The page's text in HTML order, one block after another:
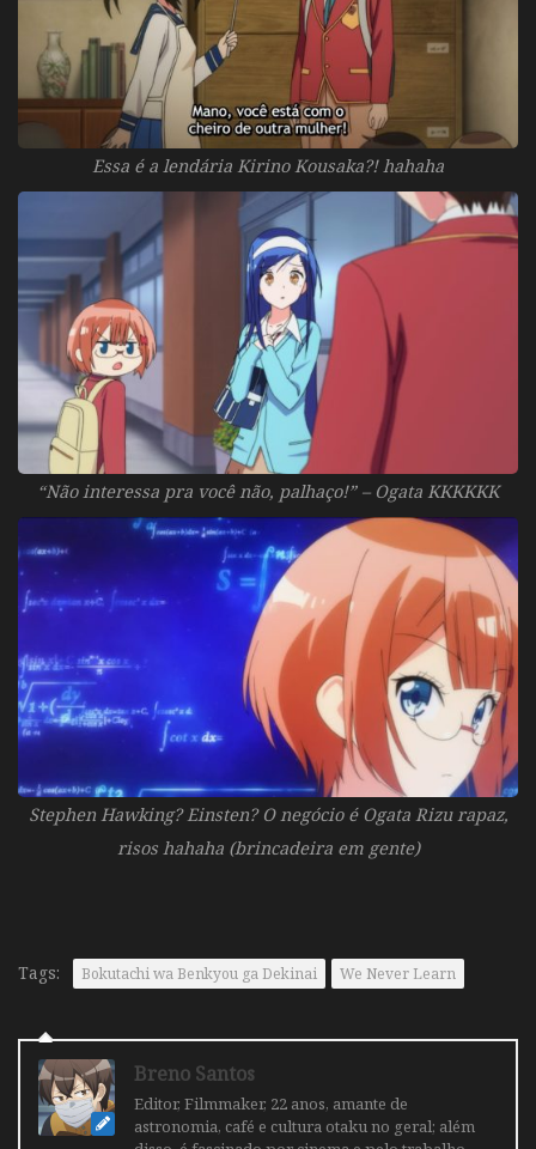
Essa é a lendária Kirino Kousaka?! hahaha
“Não interessa pra você não, palhaço!” – Ogata KKKKKK
Stephen Hawking? Einsten? O negócio é Ogata Rizu rapaz,
risos hahaha (brincadeira em gente)
Tags: Bokutachi wa Benkyou ga Dekinai We Never Learn
Breno Santos
Editor, Filmmaker, 22 anos, amante de
astronomia, café e cultura otaku no geral; além